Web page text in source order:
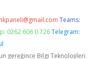
Teams:
0262 606 0 726 Telegram:
gereğince Bilgi Teknolojileri